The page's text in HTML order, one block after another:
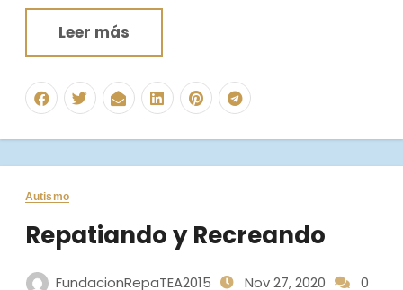
Leer más
Autismo
Repatiando y Recreando
FundacionRepaTEA2015 Nov 27, 2020
0